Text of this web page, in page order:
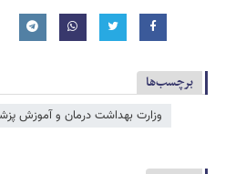
برچسب‌ها
وزارت بهداشت درمان و آموزش